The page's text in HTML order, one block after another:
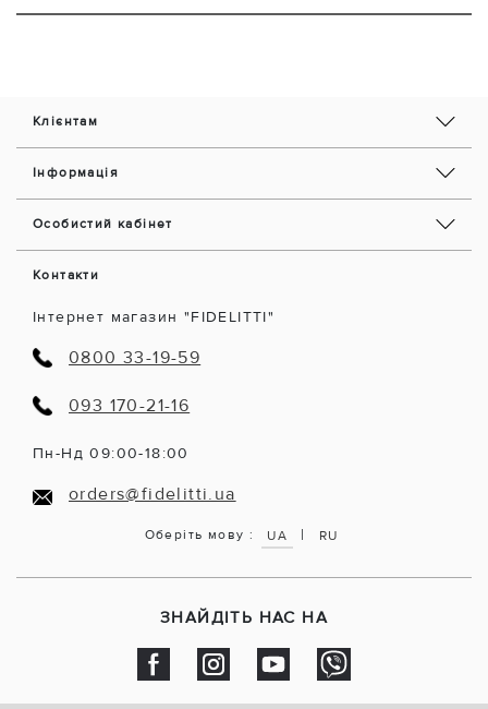
Клієнтам
Інформація
Особистий кабінет
Контакти
Інтернет магазин "FIDELITTI"
0800 33-19-59
093 170-21-16
Пн-Нд 09:00-18:00
orders@fidelitti.ua
Оберіть мову : UA | RU
ЗНАЙДІТЬ НАС НА